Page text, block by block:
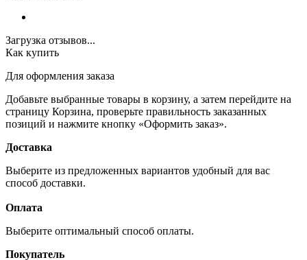
Загрузка отзывов...
Как купить
Для оформления заказа
Добавьте выбранные товары в корзину, а затем перейдите на
страницу Корзина, проверьте правильность заказанных
позиций и нажмите кнопку «Оформить заказ».
Доставка
Выберите из предложенных вариантов удобный для вас
способ доставки.
Оплата
Выберите оптимальный способ оплаты.
Покупатель